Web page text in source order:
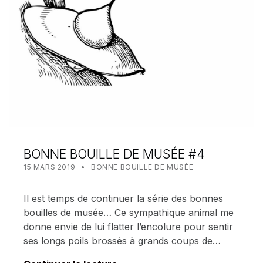
BONNE BOUILLE DE MUSÉE #4
POSTED ON:
15 MARS 2019 WRITTEN BY:
MEALIN
CATEGORIZED IN:
BONNE BOUILLE DE MUSÉE
Il est temps de continuer la série des bonnes
bouilles de musée… Ce sympathique animal me
donne envie de lui flatter l’encolure pour sentir
ses longs poils brossés à grands coups de…